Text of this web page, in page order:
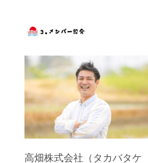
高畑株式会社（タカバタケ